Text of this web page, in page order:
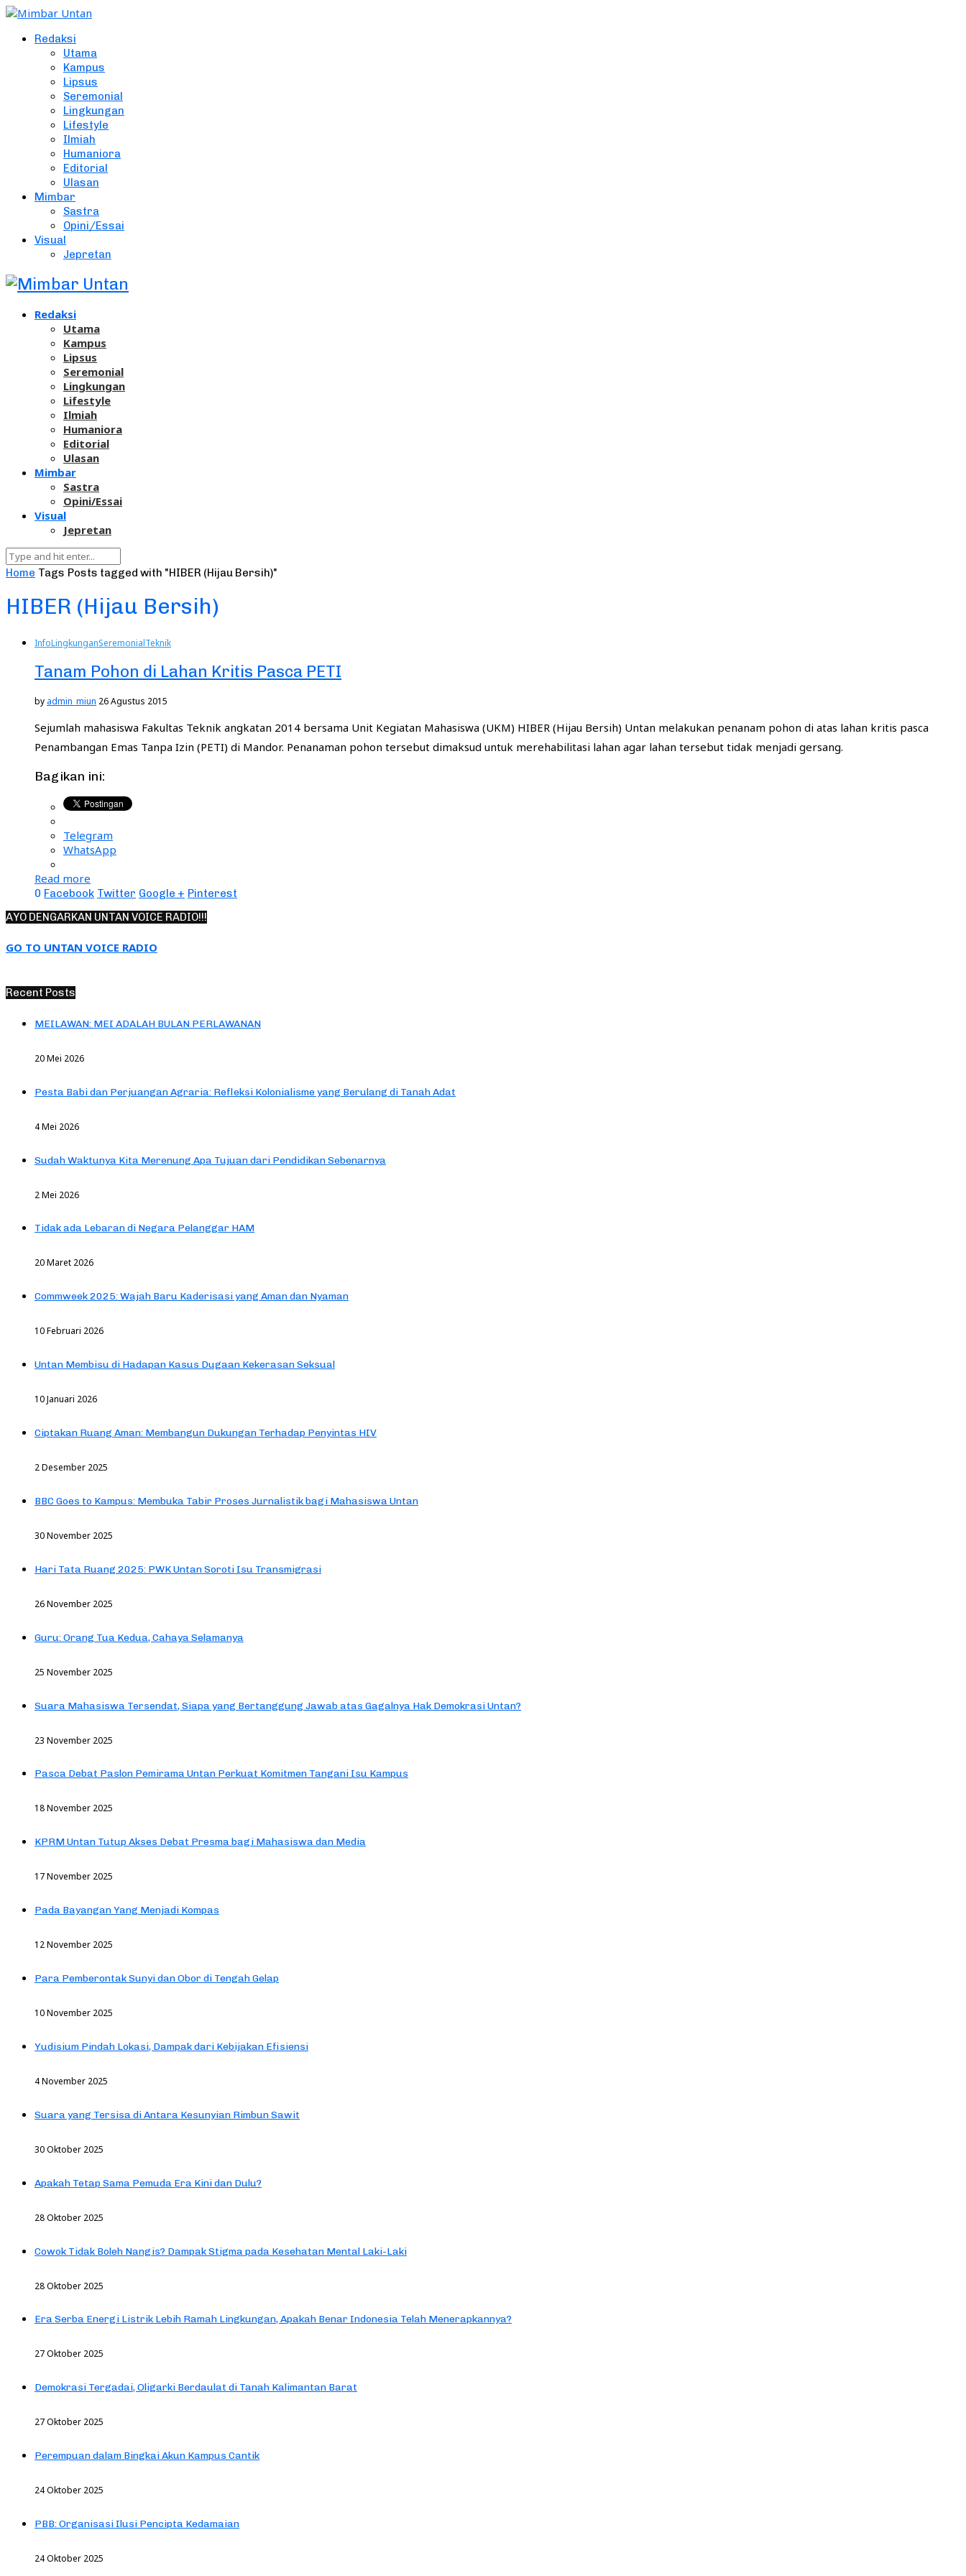
Redaksi
Utama
Kampus
Lipsus
Seremonial
Lingkungan
Lifestyle
Ilmiah
Humaniora
Editorial
Ulasan
Mimbar
Sastra
Opini/Essai
Visual
Jepretan
Redaksi
Utama
Kampus
Lipsus
Seremonial
Lingkungan
Lifestyle
Ilmiah
Humaniora
Editorial
Ulasan
Mimbar
Sastra
Opini/Essai
Visual
Jepretan
Home Tags Posts tagged with "HIBER (Hijau Bersih)"
HIBER (Hijau Bersih)
InfoLingkunganSeremonialTeknik
Tanam Pohon di Lahan Kritis Pasca PETI
by admin_miun 26 Agustus 2015
Sejumlah mahasiswa Fakultas Teknik angkatan 2014 bersama Unit Kegiatan Mahasiswa (UKM) HIBER (Hijau Bersih) Untan melakukan penanam pohon di atas lahan kritis pasca
Penambangan Emas Tanpa Izin (PETI) di Mandor. Penanaman pohon tersebut dimaksud untuk merehabilitasi lahan agar lahan tersebut tidak menjadi gersang.
Bagikan ini:
Telegram
WhatsApp
Read more
0 Facebook Twitter Google + Pinterest
AYO DENGARKAN UNTAN VOICE RADIO!!!
GO TO UNTAN VOICE RADIO
Recent Posts
MEILAWAN: MEI ADALAH BULAN PERLAWANAN
20 Mei 2026
Pesta Babi dan Perjuangan Agraria: Refleksi Kolonialisme yang Berulang di Tanah Adat
4 Mei 2026
Sudah Waktunya Kita Merenung Apa Tujuan dari Pendidikan Sebenarnya
2 Mei 2026
Tidak ada Lebaran di Negara Pelanggar HAM
20 Maret 2026
Commweek 2025: Wajah Baru Kaderisasi yang Aman dan Nyaman
10 Februari 2026
Untan Membisu di Hadapan Kasus Dugaan Kekerasan Seksual
10 Januari 2026
Ciptakan Ruang Aman: Membangun Dukungan Terhadap Penyintas HIV
2 Desember 2025
BBC Goes to Kampus: Membuka Tabir Proses Jurnalistik bagi Mahasiswa Untan
30 November 2025
Hari Tata Ruang 2025: PWK Untan Soroti Isu Transmigrasi
26 November 2025
Guru: Orang Tua Kedua, Cahaya Selamanya
25 November 2025
Suara Mahasiswa Tersendat, Siapa yang Bertanggung Jawab atas Gagalnya Hak Demokrasi Untan?
23 November 2025
Pasca Debat Paslon Pemirama Untan Perkuat Komitmen Tangani Isu Kampus
18 November 2025
KPRM Untan Tutup Akses Debat Presma bagi Mahasiswa dan Media
17 November 2025
Pada Bayangan Yang Menjadi Kompas
12 November 2025
Para Pemberontak Sunyi dan Obor di Tengah Gelap
10 November 2025
Yudisium Pindah Lokasi, Dampak dari Kebijakan Efisiensi
4 November 2025
Suara yang Tersisa di Antara Kesunyian Rimbun Sawit
30 Oktober 2025
Apakah Tetap Sama Pemuda Era Kini dan Dulu?
28 Oktober 2025
Cowok Tidak Boleh Nangis? Dampak Stigma pada Kesehatan Mental Laki-Laki
28 Oktober 2025
Era Serba Energi Listrik Lebih Ramah Lingkungan, Apakah Benar Indonesia Telah Menerapkannya?
27 Oktober 2025
Demokrasi Tergadai, Oligarki Berdaulat di Tanah Kalimantan Barat
27 Oktober 2025
Perempuan dalam Bingkai Akun Kampus Cantik
24 Oktober 2025
PBB: Organisasi Ilusi Pencipta Kedamaian
24 Oktober 2025